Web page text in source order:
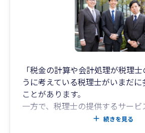
「税金の計算や会計処理が税理
うに考えている税理士がいまだに
ことがあります。
一方で、税理士の提供するサー
んでも一緒」そう考える経営者の
続きを見る